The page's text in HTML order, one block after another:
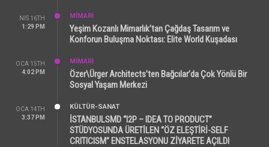
NIS 16TH
1:29 PM
MİMARİ
Yeşim Kozanlı Mimarlık’tan Çağdaş Tasarım ve
Konforun Buluşma Noktası: Elite World Kuşadası
OCA 15TH
4:02 PM
MİMARİ
Özer\Ürger Architects’ten Bağcılar’da Çok Yönlü Bir
Sosyal Yaşam Merkezi
OCA 14TH
3:37 PM
KÜLTÜR-SANAT
İSTANBULSMD “I2P – IDEA TO PRODUCT”
STÜDYOSUNDA ÜRETİLEN “ÖZ ELEŞTİRİ-SELF
CRITICISM” ENSTELASYONU ZİYARETE AÇILDI